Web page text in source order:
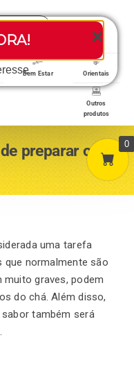
Toggle
Bem Estar Orientais
Outros
produtos
preparar o
uma tarefa
que normalmente são
graves, podem
do chá. Além disso,
também será
0